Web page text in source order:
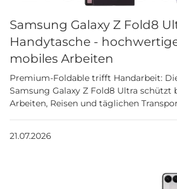
Samsung Galaxy Z Fold8
Handytasche -
mobiles Arbeiten
Premium-Foldable trifft Handarbeit:
Samsung Galaxy Z Fold8 Ultra schützt
Arbeiten, Reisen und täglichen
21.07.2026